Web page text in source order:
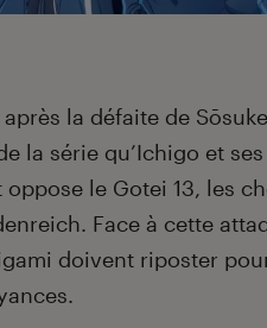
la défaite de
la série qu’Ichigo et
le Gotei 13, les
Face à cette
doivent riposter